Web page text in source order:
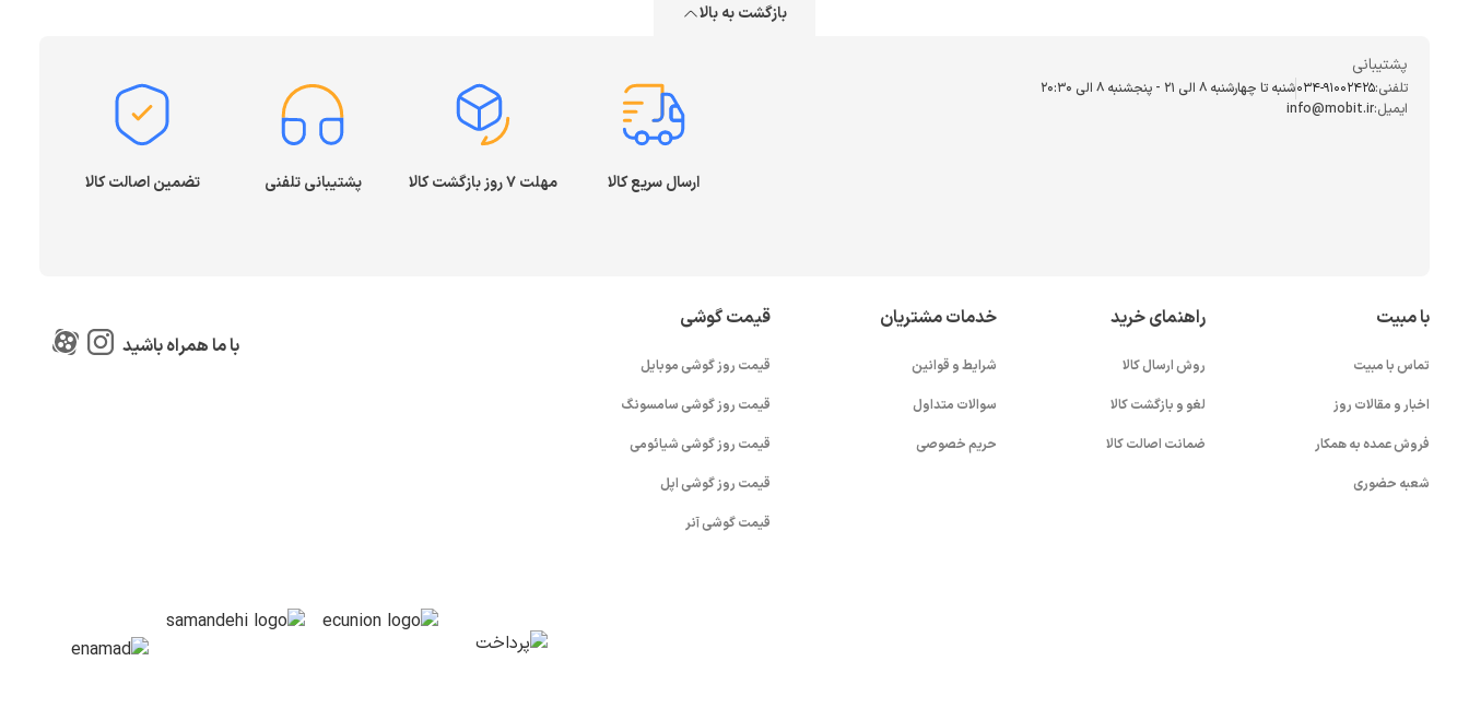
بازگشت به بالا
پشتیبانی
تلفنی:034-91002425شنبه تا چهارشنبه ۸ الی ۲۱ - پنجشنبه 8 الی ۲۰:۳۰
ایمیل:info@mobit.ir
ارسال سریع کالا مهلت ۷ روز بازگشت کالا پشتیبانی تلفنی تضمین اصالت کالا
با مبیت
تماس با مبیت
اخبار و مقالات روز
فروش عمده به همکار
شعبه حضوری
راهنمای خرید
روش ارسال کالا
لغو و بازگشت کالا
ضمانت اصالت کالا
خدمات مشتریان
شرایط و قوانین
سوالات متداول
حریم خصوصی
قیمت گوشی
قیمت روز گوشی موبایل
قیمت روز گوشی سامسونگ
قیمت روز گوشی شیائومی
قیمت روز گوشی اپل
قیمت گوشی آنر
با ما همراه باشید